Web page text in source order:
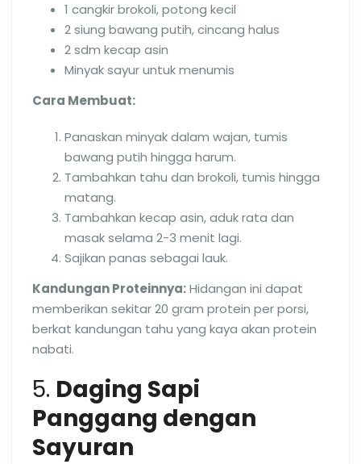
1 cangkir brokoli, potong kecil
2 siung bawang putih, cincang halus
2 sdm kecap asin
Minyak sayur untuk menumis
Cara Membuat:
Panaskan minyak dalam wajan, tumis
bawang putih hingga harum.
Tambahkan tahu dan brokoli, tumis hingga
matang.
Tambahkan kecap asin, aduk rata dan
masak selama 2-3 menit lagi.
Sajikan panas sebagai lauk.
Kandungan Proteinnya:Hidangan ini dapat
memberikan sekitar 20 gram protein per porsi,
berkat kandungan tahu yang kaya akan protein
nabati.
5. Daging Sapi
Panggang dengan
Sayuran